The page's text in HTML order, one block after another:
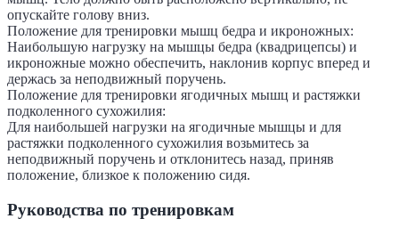
опускайте голову вниз.
Положение для тренировки мышц бедра и икроножных:
Наибольшую нагрузку на мышцы бедра (квадрицепсы) и
икроножные можно обеспечить, наклонив корпус вперед и
держась за неподвижный поручень.
Положение для тренировки ягодичных мышц и растяжки
подколенного сухожилия:
Для наибольшей нагрузки на ягодичные мышцы и для
растяжки подколенного сухожилия возьмитесь за
неподвижный поручень и отклонитесь назад, приняв
положение, близкое к положению сидя.
Руководства по тренировкам